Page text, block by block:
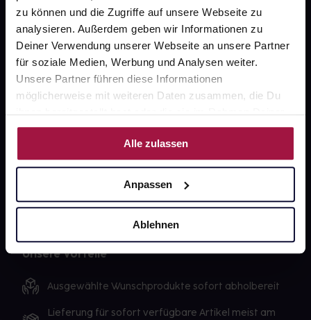
zu können und die Zugriffe auf unsere Webseite zu
analysieren. Außerdem geben wir Informationen zu
Deiner Verwendung unserer Webseite an unsere Partner
für soziale Medien, Werbung und Analysen weiter.
Unsere Partner führen diese Informationen
möglicherweise mit weiteren Daten zusammen, die Du
ihnen bereitgestellt hast oder die sie im Rahmen Deiner
Nutzung der Dienste gesammelt haben.
Alle zulassen
Anpassen
Ablehnen
Newsletter
Barrierefreiheitserklärung
PAYBACK
gesund-versorger.de
AGB
Impressum
Unsere Vorteile
Ausgewählte Wunschprodukte sofort abholbereit
Lieferung für sofort verfügbare Artikel meist am